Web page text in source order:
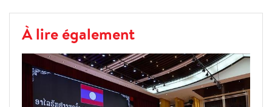
À lire également